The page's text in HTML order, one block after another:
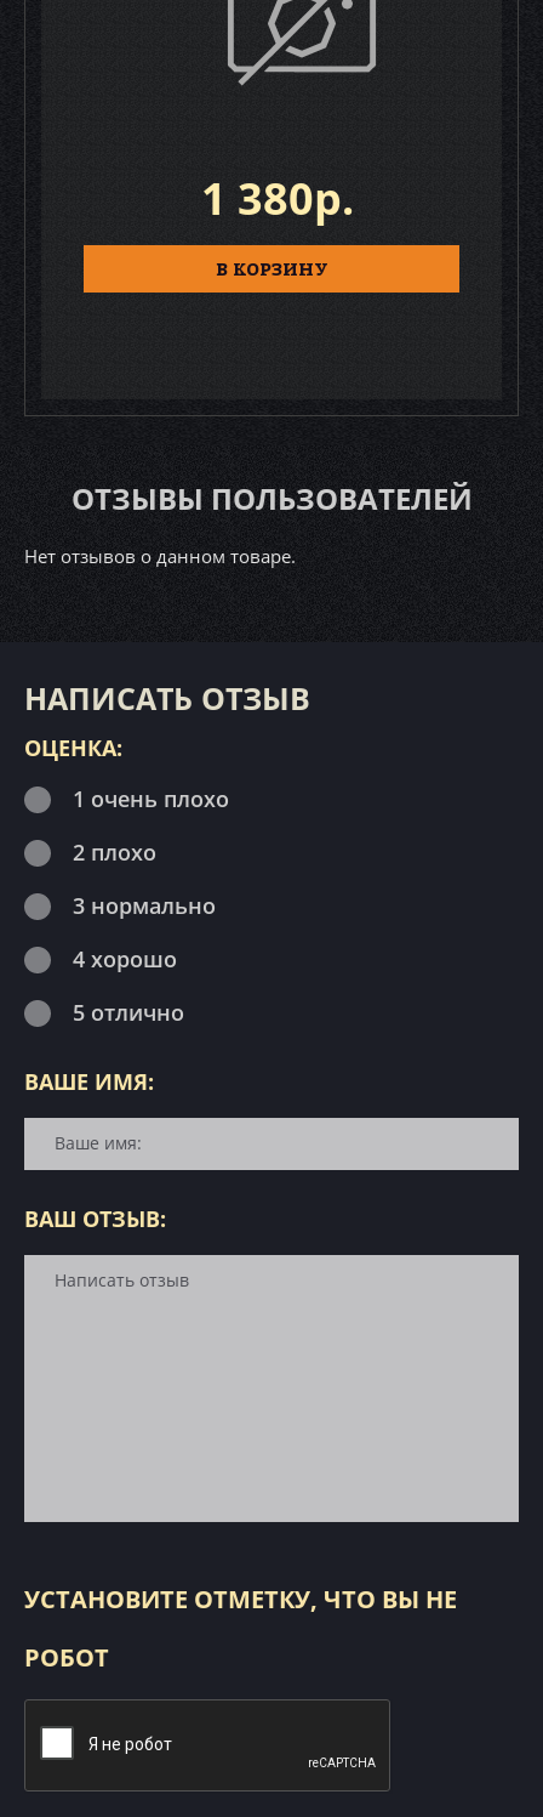
1 380р.
В КОРЗИНУ
ОТЗЫВЫ ПОЛЬЗОВАТЕЛЕЙ
Нет отзывов о данном товаре.
НАПИСАТЬ ОТЗЫВ
ОЦЕНКА:
1 очень плохо
2 плохо
3 нормально
4 хорошо
5 отлично
ВАШЕ ИМЯ:
ВАШ ОТЗЫВ:
УСТАНОВИТЕ ОТМЕТКУ, ЧТО ВЫ НЕ
РОБОТ